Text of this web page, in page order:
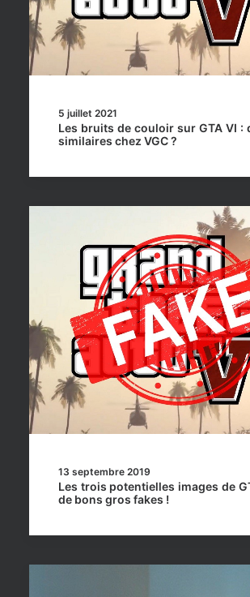
5 juillet 2021
Les bruits de couloir sur GTA VI :
similaires chez VGC ?
13 septembre 2019
Les trois potentielles images de
de bons gros fakes !